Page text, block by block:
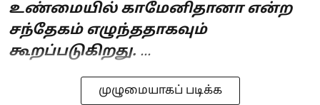
உண்மையில் காமேனிதானா என்ற
சந்தேகம் எழுந்ததாகவும்
கூறப்படுகிறது. ...
முழுமையாகப் படிக்க